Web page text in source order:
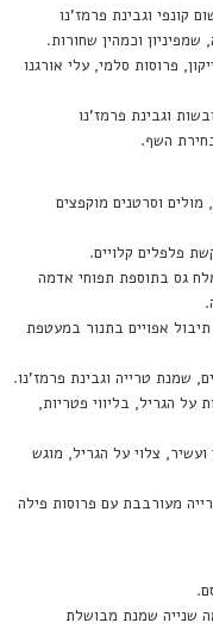
קונפי וגבינת פרמז'נו
וכמהין שחורות.
פרוסות סלמי, עלי אורגנו
וגבינת פרמז'נו
השף.
וסרטנים מוקפצים
פלפלים קלויים.
גס בתוספת תפוחי אדמה
אפויים בתנור במעטפת
שמנת טרייה וגבינת פרמז'נו.
על הגריל, בליווי פטריות,
עסיסי ועשיר, צלוי על הגריל, מוגש
מעורבבת עם פרוסות פילה
שנייה שמנת מבושלת